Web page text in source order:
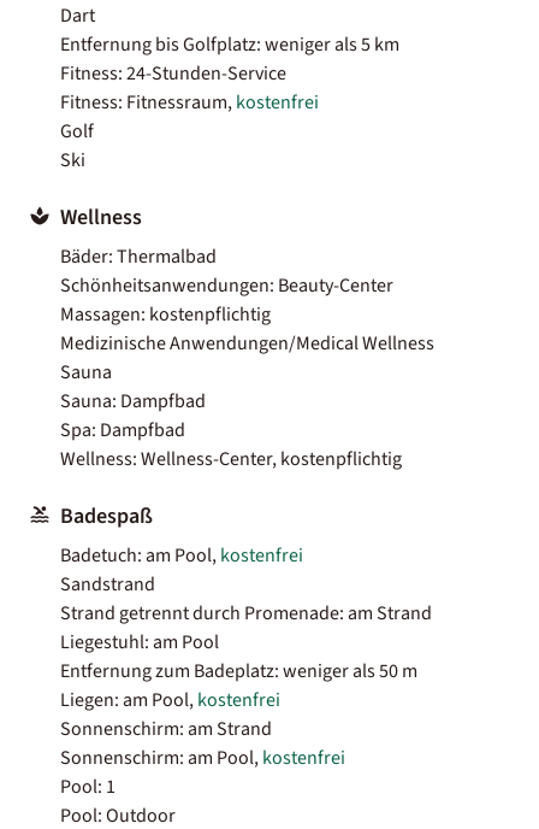
Dart
Entfernung bis Golfplatz: weniger als 5 km
Fitness: 24-Stunden-Service
Fitness: Fitnessraum,kostenfrei
Golf
Ski
Wellness
Bäder: Thermalbad
Schönheitsanwendungen: Beauty-Center
Massagen: kostenpflichtig
Medizinische Anwendungen/Medical Wellness
Sauna
Sauna: Dampfbad
Spa: Dampfbad
Wellness: Wellness-Center, kostenpflichtig
Badespaß
Badetuch: am Pool,kostenfrei
Sandstrand
Strand getrennt durch Promenade: am Strand
Liegestuhl: am Pool
Entfernung zum Badeplatz: weniger als 50 m
Liegen: am Pool,kostenfrei
Sonnenschirm: am Strand
Sonnenschirm: am Pool,kostenfrei
Pool: 1
Pool: Outdoor